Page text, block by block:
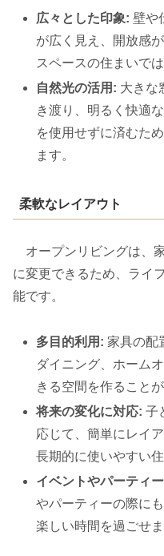
広々とした印象: 壁や
が広く見え、開放感
スペースの住まいでは
自然光の活用: 大きな
き渡り、明るく快適
を使用せずに済むた
ます。
柔軟なレイアウト
オープンリビングは、
に変更できるため、ライ
能です。
多目的利用: 家具の配
ダイニング、ホーム
きる空間を作ることが
将来の変化に対応:子
応じて、簡単にレイ
長期的に使いやすい
イベントやパーティ
やパーティーの際に
楽しい時間を過ごせま